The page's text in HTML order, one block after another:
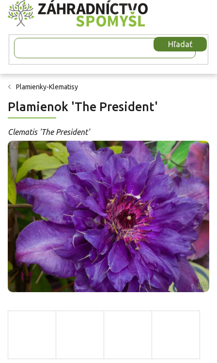
Prejsť
na
obsah
Hľadať
Plamienky-Klematisy
Plamienok 'The President'
Clematis 'The President'